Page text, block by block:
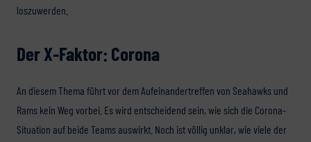
loszuwerden.
Der X-Faktor: Corona
An diesem Thema führt vor dem Aufeinandertreffen von Seahawks und
Rams kein Weg vorbei. Es wird entscheidend sein, wie sich die Corona-
Situation auf beide Teams auswirkt. Noch ist völlig unklar, wie viele der